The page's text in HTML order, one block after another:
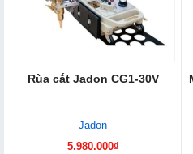
Rùa cắt Jadon CG1-30V
Jadon
5.980.000₫